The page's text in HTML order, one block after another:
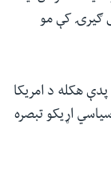
ګیرۍ کې مو
هکله د امریکا
اړیکو تبصره